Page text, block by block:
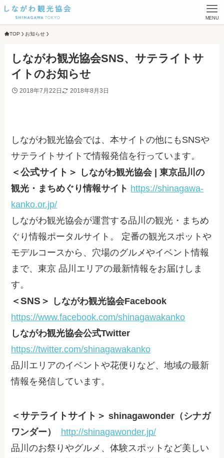
MENU
TOP お知らせ
しながわ観光協会SNS、サテライトサ
イトのお知らせ
2018年7月22日 2018年8月3日
しながわ観光協会では、本サイトの他にもSNSや
サテライトサイトで情報発信を行っています。
＜公式サイト＞
しながわ観光協会 | 東京品川の
観光・まちめぐり情報サイト https://shinagawa-
kanko.or.jp/
しながわ観光協会が運営する品川の観光・まちめ
ぐり情報ポータルサイト。 定番の観光スポットや
モデルコースから、穴場のグルメやイベント情報
まで、東京 品川エリアの最新情報をお届けしま
す。
＜SNS＞
しながわ観光協会Facebook
https://www.facebook.com/shinagawakanko
しながわ観光協会公式Twitter
https://twitter.com/shinagawakanko
品川エリアのイベントや花便りなど、地域の最新
情報を発信しています。
＜サテライトサイト＞ shinagawonder（シナガ
ワンダー）
http://shinagawonder.jp/
品川のお祭りやグルメ、体験スポットなど美しい